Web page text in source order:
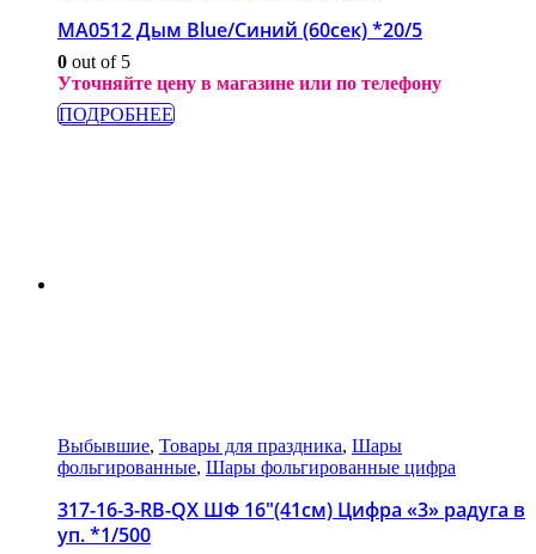
МА0512 Дым Blue/Синий (60сек) *20/5
0 out of 5
Уточняйте цену в магазине или по телефону
ПОДРОБНЕЕ
Выбывшие, Товары для праздника, Шары
фольгированные, Шары фольгированные цифра
317-16-3-RB-QX ШФ 16″(41см) Цифра «3» радуга в
уп. *1/500